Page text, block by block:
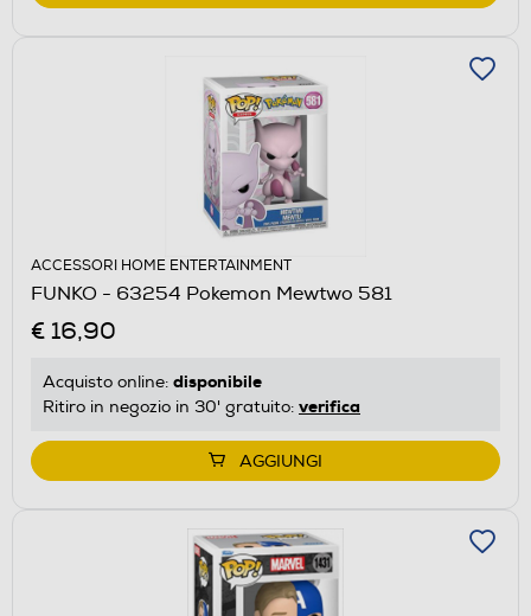
ACCESSORI HOME ENTERTAINMENT
FUNKO - 63254 Pokemon Mewtwo 581
€ 16,90
Acquisto online: disponibile
Ritiro in negozio in 30' gratuito: verifica
AGGIUNGI